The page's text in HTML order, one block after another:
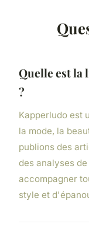
Quelle est la
?
Kapperludo est
la mode, la
publions des
des analyses
accompagner
style et